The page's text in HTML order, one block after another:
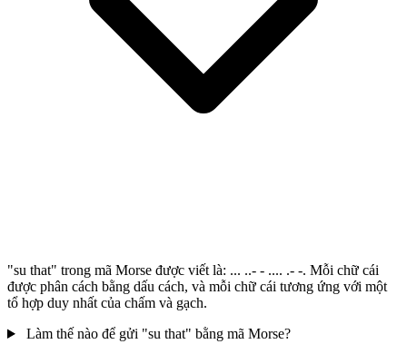
"su that" trong mã Morse được viết là: ... ..- - .... .- -. Mỗi chữ cái
được phân cách bằng dấu cách, và mỗi chữ cái tương ứng với một
tổ hợp duy nhất của chấm và gạch.
Làm thế nào để gửi "su that" bằng mã Morse?